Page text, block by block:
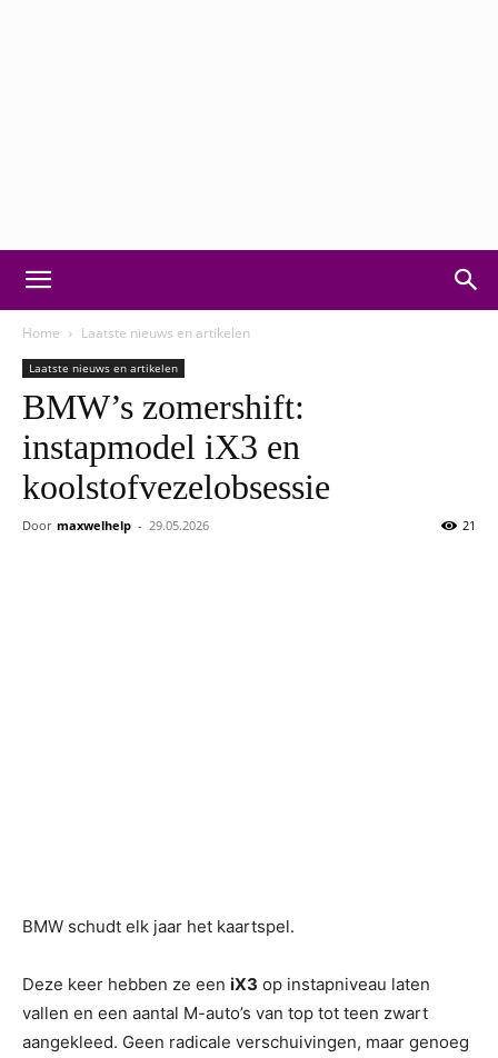
Autonieuws,
technologiebeoordelingen
Home Laatste nieuws en artikelen
Laatste nieuws en artikelen
BMW’s zomershift:
instapmodel iX3 en
koolstofvezelobsessie
Door maxwelhelp - 29.05.2026 21
BMW schudt elk jaar het kaartspel.
Deze keer hebben ze een iX3 op instapniveau laten
vallen en een aantal M-auto’s van top tot teen zwart
aangekleed. Geen radicale verschuivingen, maar genoeg